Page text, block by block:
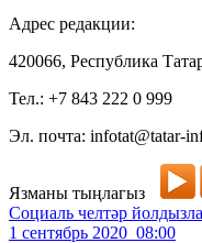
Адрес редакции:
420066, Республика
Тел.: +7 843 222 0 999
Эл. почта: infotat@tatar-
Язманы тыңлагыз
Социаль челтәр
1 сентябрь 2020 08:00